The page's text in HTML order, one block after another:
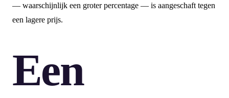
— waarschijnlijk een groter percentage — is aangeschaft tegen
een lagere prijs.
Een